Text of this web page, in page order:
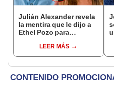
Julián Alexander revela
la mentira que le dijo a
Ethel Pozo para
hubiéramos salido”
LEER MÁS